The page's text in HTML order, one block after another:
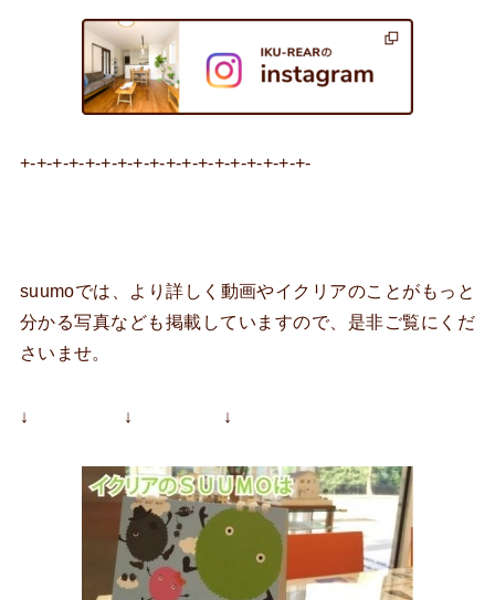
+-+-+-+-+-+-+-+-+-+-+-+-+-+-+-+-+-+-
suumoでは、より詳しく動画やイクリアのことがもっと
分かる写真なども掲載していますので、是非ご覧にくだ
さいませ。
↓ ↓ ↓